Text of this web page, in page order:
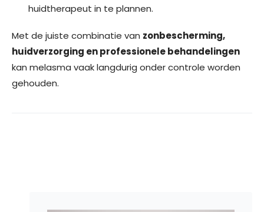
huidtherapeut in te plannen.
Met de juiste combinatie van zonbescherming,
huidverzorging en professionele behandelingen
kan melasma vaak langdurig onder controle worden
gehouden.